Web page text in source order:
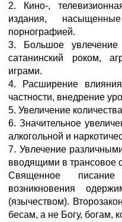
2. Кино-,
издания,
порнографией.
3. Большое
сатанинский роком,
играми.
4. Расширение
частности, внедрение
5. Увеличение
6. Значительное
алкогольной и
7. Увлечение
вводящими в трансовое
Священное
возникновения
(язычеством).
бесам, а не Богу, богам,